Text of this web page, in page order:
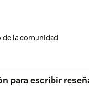
la comunidad
para escribir